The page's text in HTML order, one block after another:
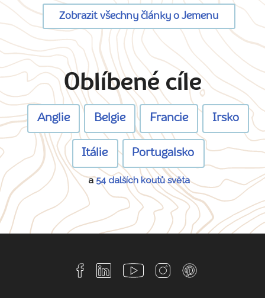
Zobrazit všechny články o Jemenu
Oblíbené cíle
Anglie Belgie Francie Irsko
Itálie Portugalsko
a54 dalších koutů světa